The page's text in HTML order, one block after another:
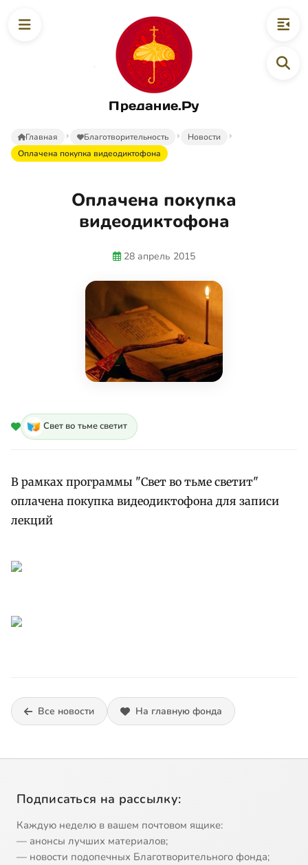
Предание.Ру
Главная Благотворительность
Новости
Оплачена покупка видеодиктофона
Оплачена покупка
видеодиктофона
28 апрель 2015
Свет во тьме светит
В рамках программы "Свет во тьме светит"
оплачена покупка видеодиктофона для записи
лекций
Все новости На главную фонда
Подписаться на рассылку:
Каждую неделю в вашем почтовом ящике:
— анонсы лучших материалов;
— новости подопечных Благотворительного фонда;